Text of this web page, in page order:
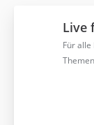
Live
Für alle
Themen